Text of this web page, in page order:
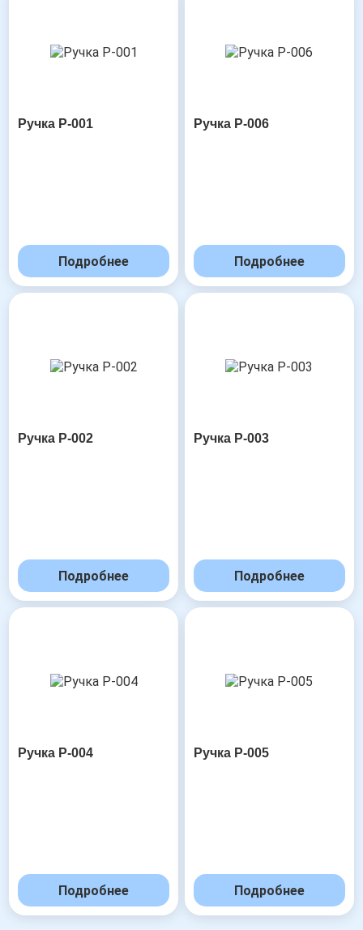
Ручка Р-001
Подробнее
Ручка Р-006
Подробнее
Ручка Р-002
Подробнее
Ручка Р-003
Подробнее
Ручка Р-004
Подробнее
Ручка Р-005
Подробнее